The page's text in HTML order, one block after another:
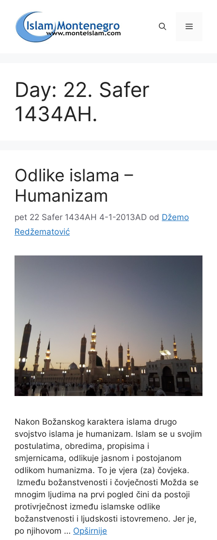
sadržaj
Day: 22. Safer
1434AH.
Odlike islama –
Humanizam
pet 22 Safer 1434AH 4-1-2013AD od Džemo
Redžematović
Nakon Božanskog karaktera islama drugo
svojstvo islama je humanizam. Islam se u svojim
postulatima, obredima, propisima i
smjernicama, odlikuje jasnom i postojanom
odlikom humanizma. To je vjera (za) čovjeka.
Između božanstvenosti i čovječnosti Možda se
mnogim ljudima na prvi pogled čini da postoji
protivrječnost između islamske odlike
božanstvenosti i ljudskosti istovremeno. Jer je,
po njihovom … Opširnije